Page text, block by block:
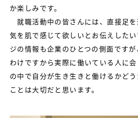
か楽しみです。
就職活動中の皆さんには、直接足
気を肌で感じて欲しいとお伝えした
ジの情報も企業のひとつの側面です
わけですから実際に働いている人に
の中で自分が生き生きと働けるかど
ことは大切だと思います。